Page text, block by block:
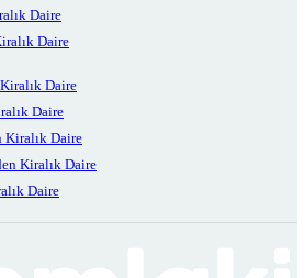
Daire
Daire
Daire
Daire
Kiralık Daire
Kiralık Daire
Daire